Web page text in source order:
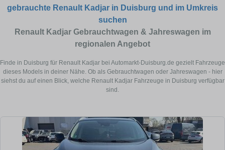
gebrauchte Renault Kadjar in Duisburg und im Umkreis
suchen
Renault Kadjar Gebrauchtwagen & Jahreswagen im
regionalen Angebot
Finde in Duisburg für Renault Kadjar bei Automarkt-Duisburg.de gezielt Fahrzeuge
dieses Models in deiner Nähe. Ob als Gebrauchtwagen oder Jahreswagen - hier
siehst du auf einen Blick, welche Renault Kadjar Fahrzeuge in Duisburg verfügbar
sind.